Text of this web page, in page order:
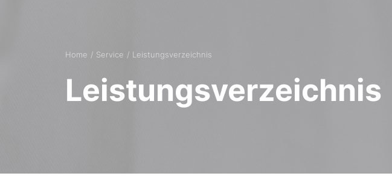
Home Service Leistungsverzeichnis
Leistungsverzeichnis